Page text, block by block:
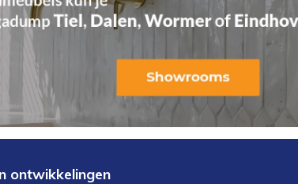
ontwikkelingen